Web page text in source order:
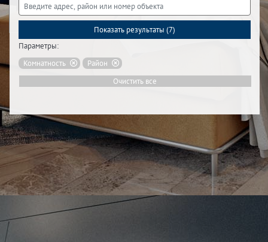
Показать результаты (7)
Параметры:
Комнатность
Район
Очистить все